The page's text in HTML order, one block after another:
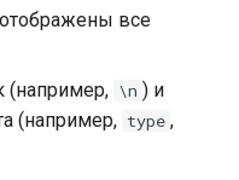
Резервное копирование
Диагностика проблем
данных
Другие настройки
все
(например, \n ) и
(например, type ,